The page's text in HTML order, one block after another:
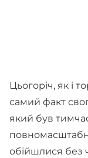
Цьогоріч, як і
самий факт
який був
обійшлися без